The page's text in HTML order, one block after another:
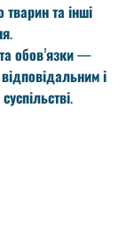
та інші
обов’язки —
і